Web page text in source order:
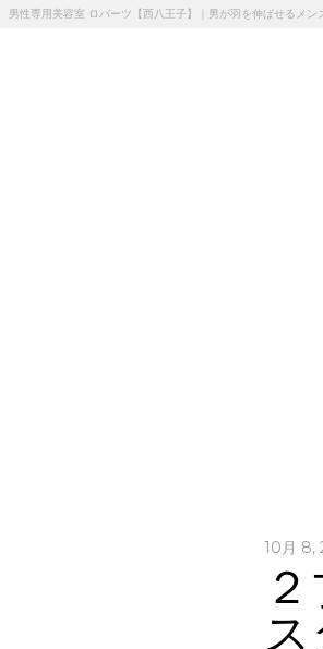
男性専用美容室 ロバーツ【西八王子】｜男が羽を伸ばせるメン
10月 8,